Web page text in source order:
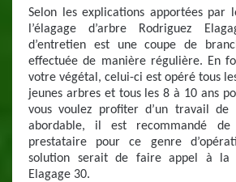
Selon les explications apportées par
l’élagage d’arbre Rodriguez
d’entretien est une coupe de
effectuée de manière régulière. En
votre végétal, celui-ci est opéré tous
jeunes arbres et tous les 8 à 10 ans
vous voulez profiter d’un travail
abordable, il est recommandé
prestataire pour ce genre
solution serait de faire appel à la
Elagage 30.